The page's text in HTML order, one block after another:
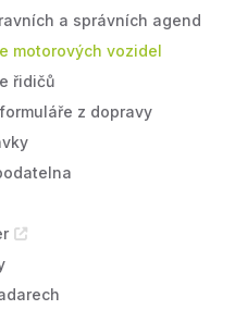
a správních agend
motorových vozidel
řidičů
z dopravy